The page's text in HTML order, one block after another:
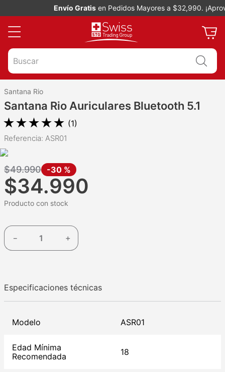
Envío Gratisen Pedidos Mayores a $32,990.
Buscar
Santana Rio
Santana Rio Auriculares Bluetooth 5.1
★★★★★ (1)
Referencia: ASR01
$49.990 -30 %
$34.990
Producto con stock
＋
－
Especificaciones técnicas
Modelo ASR01
Edad Mínima
Recomendada
18